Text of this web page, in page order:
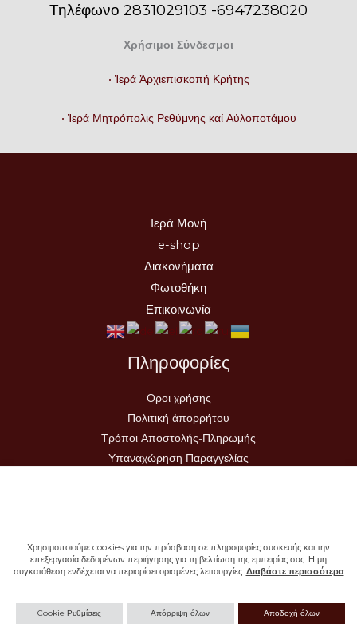
Τηλέφωνο 2831029103 -6947238020
Χρήσιμοι Σύνδεσμοι
• Ἱερά Ἀρχιεπισκοπή Κρήτης
• Ἱερά Μητρόπολις Ρεθύμνης καί Αὐλοποτάμου
Ιερά Μονή
e-shop
Διακονήματα
Φωτοθήκη
Επικοινωνία
Πληροφορίες
Οροι χρήσης
Πολιτική ἀπορρήτου
Τρόποι Αποστολής-Πληρωμής
Υπαναχώρηση Παραγγελίας
Χρησιμοποιούμε cookies για την πρόσβαση σε πληροφορίες συσκευής και την
επεξεργασία δεδομένων περιήγησης για τη βελτίωση της εμπειρίας σας. Η μη
συγκατάθεση ενδέχεται να περιορίσει ορισμένες λειτουργίες. Διαβάστε περισσότερα
Cookie Ρυθμίσεις Απόρριψη όλων Αποδοχή όλων